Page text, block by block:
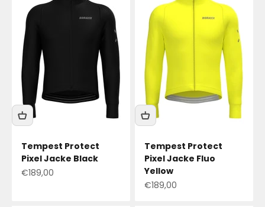
Tempest Protect
Pixel Jacke Black
Angebotspreis
€189,00
Tempest Protect
Pixel Jacke Fluo
Yellow
Angebotspreis
€189,00